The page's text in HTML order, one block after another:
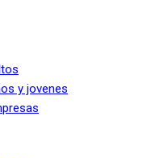
y jovenes